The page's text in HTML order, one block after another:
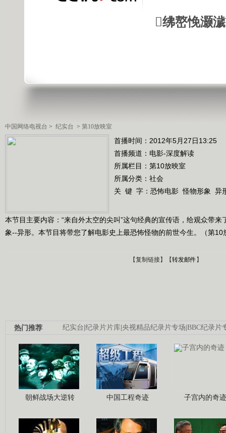
绋嶅悗灏
中国网络电视台 > 纪实台 > 第10放映室
首播时间：2012年5月27日13:25
首播频道： 电影-深度解读
所属栏目： 第10放映室
所属分类：社会
关 键 字： 恐怖电影 怪物形象 异
本节目主要内容：“来自外太空的尖叫”这句经典的宣传语，给观众带
象--异形。本节目将带您了解电影史上最恐怖怪物的前世今生。（第
【复制链接】【转发邮件 】
纪实台 纪录片片库 央视精品纪录片专场 BBC纪录片
热门推荐
朝鲜战场大逆转 中国工程奇迹 子宫内的奇迹